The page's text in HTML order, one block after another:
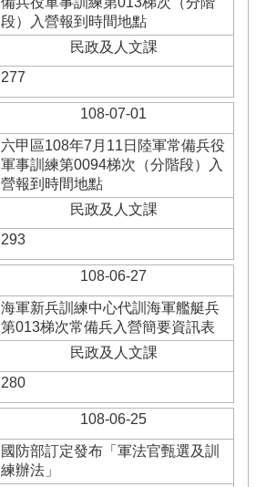
段）入營報到時間地點
民政及人文課
277
108-07-01
六甲區108年7月11日陸軍常備兵役
軍事訓練第0094梯次（分階段）入
營報到時間地點
民政及人文課
293
108-06-27
海軍新兵訓練中心代訓海軍艦艇兵
第013梯次常備兵入營簡要資訊表
民政及人文課
280
108-06-25
國防部訂定發布「軍法官甄選及訓
練辦法」